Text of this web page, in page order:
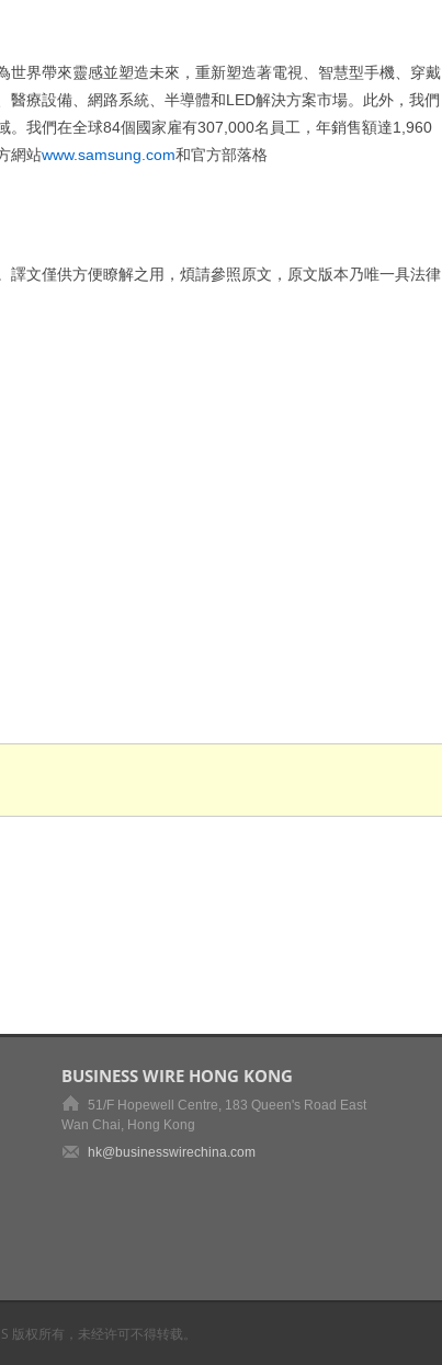
世界帶來靈感並塑造未來，重新塑造著電視、智慧型手機、穿戴
療設備、網路系統、半導體和LED解決方案市場。此外，我們
。我們在全球84個國家雇有307,000名員工，年銷售額達1,960
網站www.samsung.com和官方部落格
譯文僅供方便瞭解之用，煩請參照原文，原文版本乃唯一具法律
BUSINESS WIRE HONG KONG
51/F Hopewell Centre, 183 Queen's Road East
Wan Chai, Hong Kong
hk@businesswirechina.com
版权所有，未经许可不得转载。